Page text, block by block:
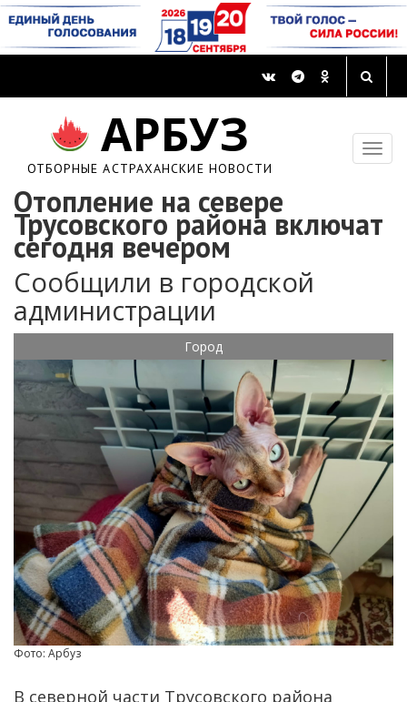
АРБУЗ
ОТБОРНЫЕ АСТРАХАНСКИЕ НОВОСТИ
Отопление на севере
Трусовского района включат
сегодня вечером
Сообщили в городской
администрации
Город
Фото: Арбуз
В северной части Трусовского района